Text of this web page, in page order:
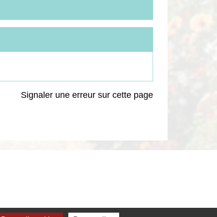
Signaler une erreur sur cette page